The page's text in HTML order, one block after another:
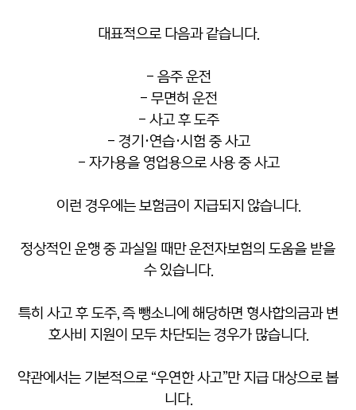
대표적으로 다음과 같습니다.
- 음주 운전
- 무면허 운전
- 사고 후 도주
- 경기·연습·시험 중 사고
- 자가용을 영업용으로 사용 중 사고
이런 경우에는 보험금이 지급되지 않습니다.
정상적인 운행 중 과실일 때만 운전자보험의 도움을 받을
수 있습니다.
특히 사고 후 도주, 즉 뺑소니에 해당하면 형사합의금과 변
호사비 지원이 모두 차단되는 경우가 많습니다.
약관에서는 기본적으로 “우연한 사고”만 지급 대상으로 봅
니다.